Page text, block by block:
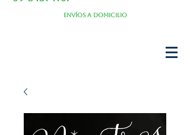
Envíos a domicilio